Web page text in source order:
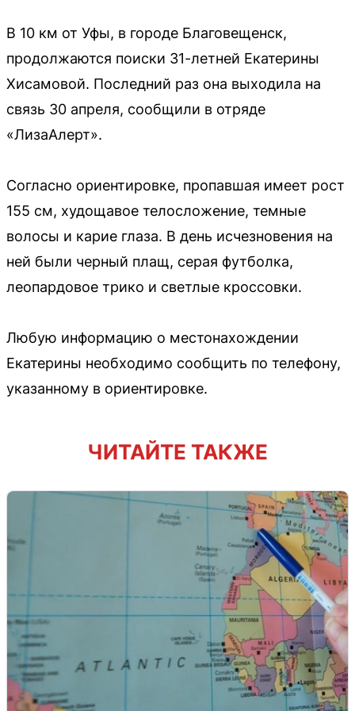
В 10 км от Уфы, в городе Благовещенск,
продолжаются поиски 31-летней Екатерины
Хисамовой. Последний раз она выходила на
связь 30 апреля, сообщили в отряде
«ЛизаАлерт».
Согласно ориентировке, пропавшая имеет рост
155 см, худощавое телосложение, темные
волосы и карие глаза. В день исчезновения на
ней были черный плащ, серая футболка,
леопардовое трико и светлые кроссовки.
Любую информацию о местонахождении
Екатерины необходимо сообщить по телефону,
указанному в ориентировке.
ЧИТАЙТЕ ТАКЖЕ